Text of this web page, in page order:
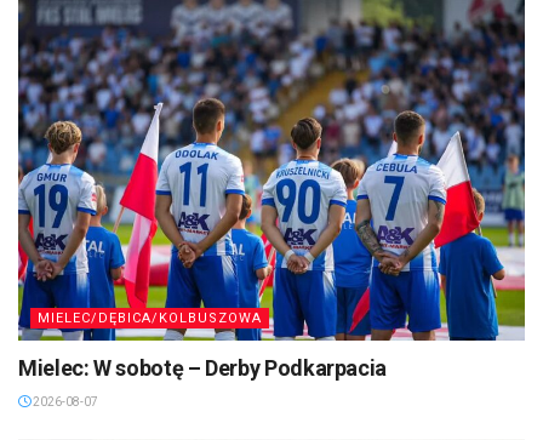
MIELEC/DĘBICA/KOLBUSZOWA
Mielec: W sobotę – Derby Podkarpacia
2026-08-07